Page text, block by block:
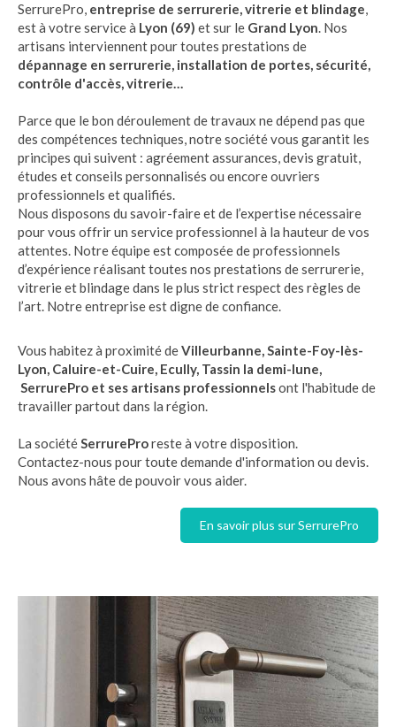
SerrurePro, entreprise de serrurerie, vitrerie et blindage,
est à votre service à Lyon (69) et sur le Grand Lyon. Nos
artisans interviennent pour toutes prestations de
dépannage en serrurerie, installation de portes, sécurité,
contrôle d'accès, vitrerie…
Parce que le bon déroulement de travaux ne dépend pas que
des compétences techniques, notre société vous garantit les
principes qui suivent : agréement assurances, devis gratuit,
études et conseils personnalisés ou encore ouvriers
professionnels et qualifiés.
Nous disposons du savoir-faire et de l’expertise nécessaire
pour vous offrir un service professionnel à la hauteur de vos
attentes. Notre équipe est composée de professionnels
d’expérience réalisant toutes nos prestations de serrurerie,
vitrerie et blindage dans le plus strict respect des règles de
l’art. Notre entreprise est digne de confiance.
Vous habitez à proximité deVilleurbanne, Sainte-Foy-lès-
Lyon, Caluire-et-Cuire, Ecully, Tassin la demi-lune,
SerrurePro et ses artisans professionnelsont l'habitude de
travailler partout dans la région.
La sociétéSerrureProreste à votre disposition.
Contactez-nous pour toute demande d'information ou devis.
Nous avons hâte de pouvoir vous aider.
En savoir plus sur SerrurePro